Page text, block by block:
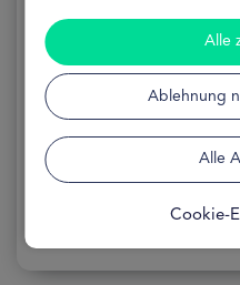
Alle
Ablehnung
Alle
Cookie-
Keine
Ihre